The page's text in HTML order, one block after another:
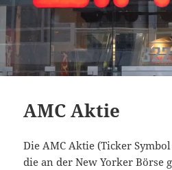
AMC Aktie
Die AMC Aktie (Ticker
die an der New Yorker Börse